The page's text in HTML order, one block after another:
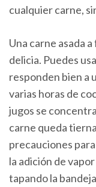
cualquier carne,
Una carne asada
delicia. Puedes
responden bien a
varias horas de
jugos se
carne queda
precauciones
la adición de
tapando la